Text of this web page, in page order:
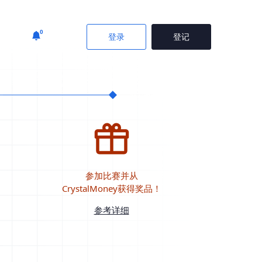
0 登录 登记
参加比赛并从
CrystalMoney获得奖品！
参考详细